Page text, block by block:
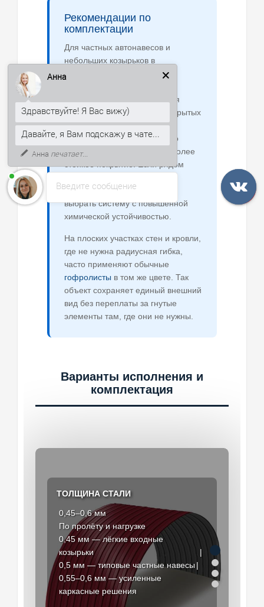
Рекомендации по
комплектации
Для частных автонавесов и
небольших козырьков в
Московской области обычно
полиэстеровой отделкой. Для
коммерческих площадок, открытых
стоянок и длительной
эксплуатации целесообразно
закладывать 0,55–0,6 мм и более
стойкое покрытие. Если рядом
промышленные зоны, лучше
выбрать систему с повышенной
химической устойчивостью.
На плоских участках стен и кровли,
где не нужна радиусная гибка,
часто применяют обычные
гофролисты в том же цвете. Так
объект сохраняет единый внешний
вид без переплаты за гнутые
элементы там, где они не нужны.
Варианты исполнения и
комплектация
ТОЛЩИНА СТАЛИ
0,45–0,6 мм
По пролёту и нагрузке
0,45 мм — лёгкие входные
козырьки
0,5 мм — типовые частные навесы
0,55–0,6 мм — усиленные
каркасные решения
Цинк
PE, матовый PE, Pural
Цинк — для закрытых объектов
Полиэстер — универсальный
уличный вариант
Пурал — для повышенной
стойкости
Каталог RAL
Под фасад и бренд
Популярные оттенки RAL
Корпоративные цвета
Подбор под существующую отделку
Цвет согласовывают с фасадом,
Малая архитектура
Переходы, укрытия, павильоны
Навесы для легковых автомобилей
Входные группы зданий
Крытые проходы и торговые
павильоны
Введите сообщение
Анна
Здравствуйте! Я Вас вижу)
Давайте, я Вам подскажу в чате...
К тому же, могу рассказать, как
получить скидку 5% на первый
заказ.